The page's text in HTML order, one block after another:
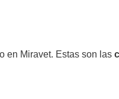
en Miravet. Estas son las